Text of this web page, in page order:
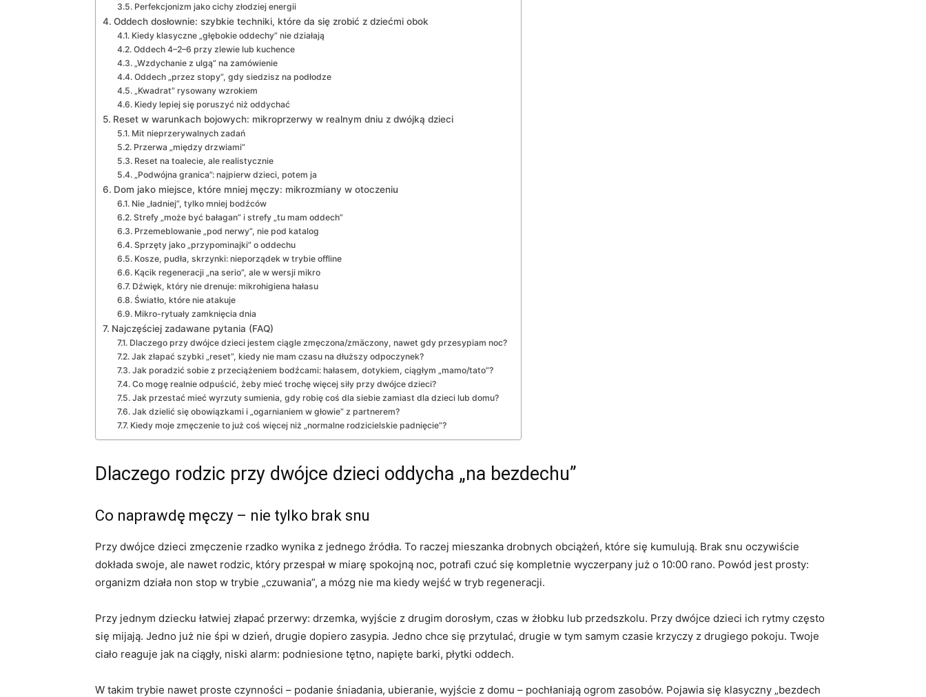
Perfekcjonizm jako cichy złodziej energii
Oddech dosłownie: szybkie techniki, które da się zrobić z dziećmi obok
Kiedy klasyczne „głębokie oddechy” nie działają
Oddech 4–2–6 przy zlewie lub kuchence
„Wzdychanie z ulgą” na zamówienie
Oddech „przez stopy”, gdy siedzisz na podłodze
„Kwadrat” rysowany wzrokiem
Kiedy lepiej się poruszyć niż oddychać
Reset w warunkach bojowych: mikroprzerwy w realnym dniu z dwójką dzieci
Mit nieprzerywalnych zadań
Przerwa „między drzwiami”
Reset na toalecie, ale realistycznie
„Podwójna granica”: najpierw dzieci, potem ja
Dom jako miejsce, które mniej męczy: mikrozmiany w otoczeniu
Nie „ładniej”, tylko mniej bodźców
Strefy „może być bałagan” i strefy „tu mam oddech”
Przemeblowanie „pod nerwy”, nie pod katalog
Sprzęty jako „przypominajki” o oddechu
Kosze, pudła, skrzynki: nieporządek w trybie offline
Kącik regeneracji „na serio”, ale w wersji mikro
Dźwięk, który nie drenuje: mikrohigiena hałasu
Światło, które nie atakuje
Mikro-rytuały zamknięcia dnia
Najczęściej zadawane pytania (FAQ)
Dlaczego przy dwójce dzieci jestem ciągle zmęczona/zmäczony, nawet gdy przesypiam noc?
Jak złapać szybki „reset”, kiedy nie mam czasu na dłuższy odpoczynek?
Jak poradzić sobie z przeciążeniem bodźcami: hałasem, dotykiem, ciągłym „mamo/tato”?
Co mogę realnie odpuścić, żeby mieć trochę więcej siły przy dwójce dzieci?
Jak przestać mieć wyrzuty sumienia, gdy robię coś dla siebie zamiast dla dzieci lub domu?
Jak dzielić się obowiązkami i „ogarnianiem w głowie” z partnerem?
Kiedy moje zmęczenie to już coś więcej niż „normalne rodzicielskie padnięcie”?
Dlaczego rodzic przy dwójce dzieci oddycha „na bezdechu”
Co naprawdę męczy – nie tylko brak snu
Przy dwójce dzieci zmęczenie rzadko wynika z jednego źródła. To raczej mieszanka drobnych obciążeń, które się kumulują. Brak snu oczywiście
dokłada swoje, ale nawet rodzic, który przespał w miarę spokojną noc, potrafi czuć się kompletnie wyczerpany już o 10:00 rano. Powód jest prosty:
organizm działa non stop w trybie „czuwania”, a mózg nie ma kiedy wejść w tryb regeneracji.
Przy jednym dziecku łatwiej złapać przerwy: drzemka, wyjście z drugim dorosłym, czas w żłobku lub przedszkolu. Przy dwójce dzieci ich rytmy często
się mijają. Jedno już nie śpi w dzień, drugie dopiero zasypia. Jedno chce się przytulać, drugie w tym samym czasie krzyczy z drugiego pokoju. Twoje
ciało reaguje jak na ciągły, niski alarm: podniesione tętno, napięte barki, płytki oddech.
W takim trybie nawet proste czynności – podanie śniadania, ubieranie, wyjście z domu – pochłaniają ogrom zasobów. Pojawia się klasyczny „bezdech